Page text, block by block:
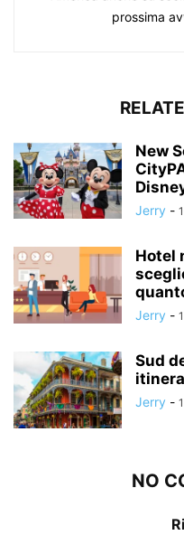
prossima
New
Jerry -
Hotel
Jerry -
Sud
Jerry -
NO